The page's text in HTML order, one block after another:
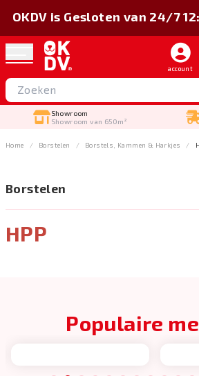
account
Showroom
Showroom van 650m²
OKDV is Gesloten van 24/7
Home Borstelen Borstels, Kammen & Harkjes
Borstelen
HPP
Populaire